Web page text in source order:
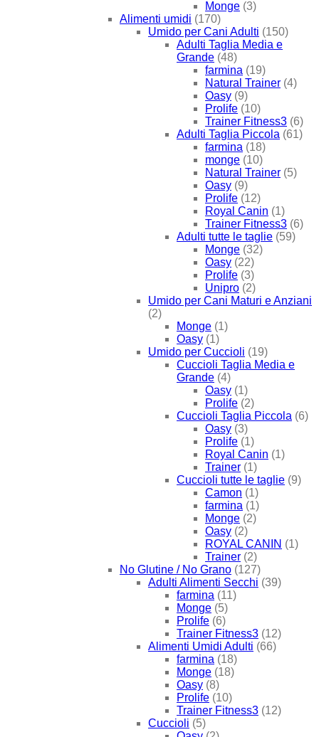
Monge (3)
Alimenti umidi (170)
Umido per Cani Adulti (150)
Adulti Taglia Media e
Grande (48)
farmina (19)
Natural Trainer (4)
Oasy (9)
Prolife (10)
Trainer Fitness3 (6)
Adulti Taglia Piccola (61)
farmina (18)
monge (10)
Natural Trainer (5)
Oasy (9)
Prolife (12)
Royal Canin (1)
Trainer Fitness3 (6)
Adulti tutte le taglie (59)
Monge (32)
Oasy (22)
Prolife (3)
Unipro (2)
Umido per Cani Maturi e Anziani
(2)
Monge (1)
Oasy (1)
Umido per Cuccioli (19)
Cuccioli Taglia Media e
Grande (4)
Oasy (1)
Prolife (2)
Cuccioli Taglia Piccola (6)
Oasy (3)
Prolife (1)
Royal Canin (1)
Trainer (1)
Cuccioli tutte le taglie (9)
Camon (1)
farmina (1)
Monge (2)
Oasy (2)
ROYAL CANIN (1)
Trainer (2)
No Glutine / No Grano (127)
Adulti Alimenti Secchi (39)
farmina (11)
Monge (5)
Prolife (6)
Trainer Fitness3 (12)
Alimenti Umidi Adulti (66)
farmina (18)
Monge (18)
Oasy (8)
Prolife (10)
Trainer Fitness3 (12)
Cuccioli (5)